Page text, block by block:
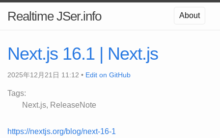
Realtime JSer.info About
Next.js 16.1 | Next.js
2025年12月21日 11:12 • Edit on GitHub
Tags:
Next.js
ReleaseNote
https://nextjs.org/blog/next-16-1